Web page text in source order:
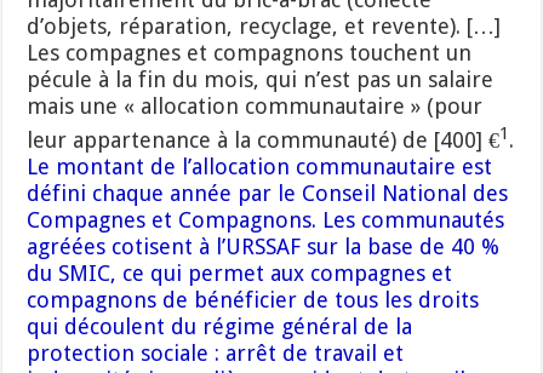
d’objets, réparation, recyclage, et revente). […]
Les compagnes et compagnons touchent un
pécule à la fin du mois, qui n’est pas un salaire
mais une « allocation communautaire » (pour
leur appartenance à la communauté) de [400] €1 .
Le montant de l’allocation communautaire est
défini chaque année par le Conseil National des
Compagnes et Compagnons. Les communautés
agréées cotisent à l’URSSAF sur la base de 40 %
du SMIC, ce qui permet aux compagnes et
compagnons de bénéficier de tous les droits
qui découlent du régime général de la
protection sociale : arrêt de travail et